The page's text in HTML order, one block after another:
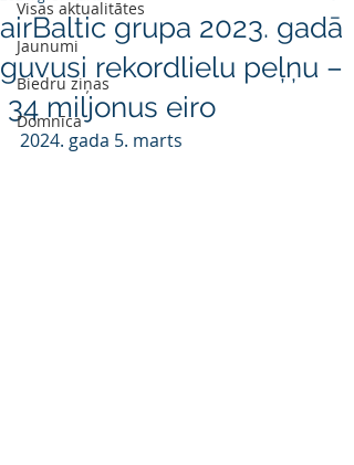
Visas aktualitātes
Jaunumi
Biedru ziņas
Domnīca
airBaltic grupa 2023. gadā
guvusi rekordlielu peļņu –
34 miljonus eiro
2024. gada 5. marts